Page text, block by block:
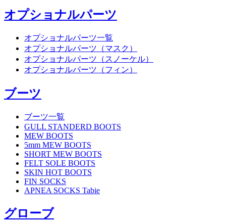
オプショナルパーツ
オプショナルパーツ一覧
オプショナルパーツ（マスク）
オプショナルパーツ（スノーケル）
オプショナルパーツ（フィン）
ブーツ
ブーツ一覧
GULL STANDERD BOOTS
MEW BOOTS
5mm MEW BOOTS
SHORT MEW BOOTS
FELT SOLE BOOTS
SKIN HOT BOOTS
FIN SOCKS
APNEA SOCKS Tabie
グローブ